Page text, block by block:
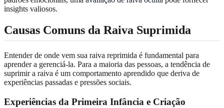
insights valiosos.
Causas Comuns da Raiva Suprimida
Entender de onde vem sua raiva reprimida é fundamental para
aprender a gerenciá-la. Para a maioria das pessoas, a tendência de
suprimir a raiva é um comportamento aprendido que deriva de
experiências passadas e pressões sociais.
Experiências da Primeira Infância e Criação